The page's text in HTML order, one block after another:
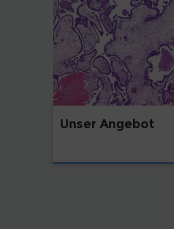
Unser Angebot